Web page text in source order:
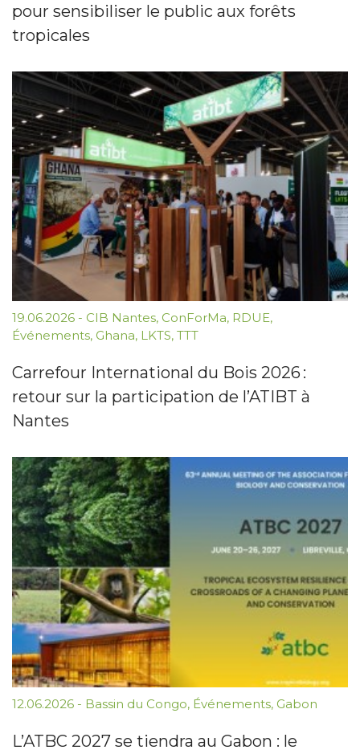
pour sensibiliser le public aux forêts
tropicales
19.06.2026 - CIB Nantes, ConForMa, RDUE,
Événements, Ghana, LKTS, TTT
Carrefour International du Bois 2026 :
retour sur la participation de l’ATIBT à
Nantes
12.06.2026 - Bassin du Congo, Événements, Gabon
L’ATBC 2027 se tiendra au Gabon : le